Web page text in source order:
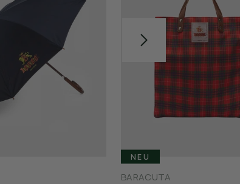
NEU
BARACUTA